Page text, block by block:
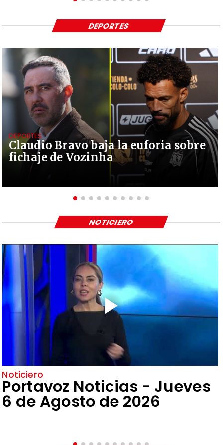
Claudio Bravo baja la euforia sobre
fichaje de Vozinha
DEPORTES
DEPORTES
Noticiero
Portavoz Noticias - Jueves
6 de Agosto de 2026
NOTICIERO